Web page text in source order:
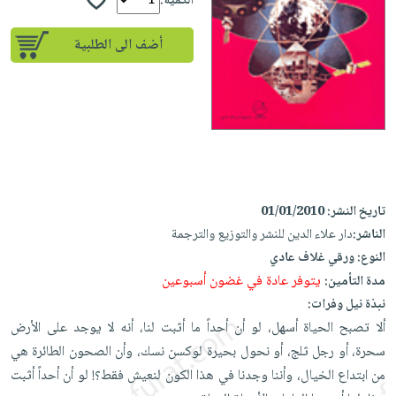
إختياراتنا
كتب
أكاديمية
صندوق
iKitab
حدود
يتكرر
iKitab
على
Android
تحميل
iKitab
على
Apple
أسئلة
يتكرر
طرحها
تحميل
على
masmu3
على
Apple
المواضيع
الأكثر
مبيعاً
تعليمية
جوائز
تعليمية
الصحة
جديد
أجهزة
العناية
الشخصية
العناية
وتصفيف
الشعر
العناية
بالجسم
المطبخ
والسفرة
الكل
أواني
الطهي
أدوات
متجر
الهدايا
أقسام
أضف الى الطلبية
تاريخ النشر:01/01/2010
الناشر:دار علاء الدين للنشر والتوزيع والترجمة
النوع:ورقي غلاف عادي
مدة التأمين:يتوفر عادة في غضون أسبوعين
نبذة نيل وفرات:
ألا تصبح الحياة أسهل، لو أن أحداً ما أثبت لنا، أنه لا يوجد على الأرض
سحرة، أو رجل ثلج، أو نحول بحيرة لوكسن نسك، وأن الصحون الطائرة هي
من ابتداع الخيال، وأننا وجدنا في هذا الكون لنعيش فقط؟! لو أن أحداً أثبت